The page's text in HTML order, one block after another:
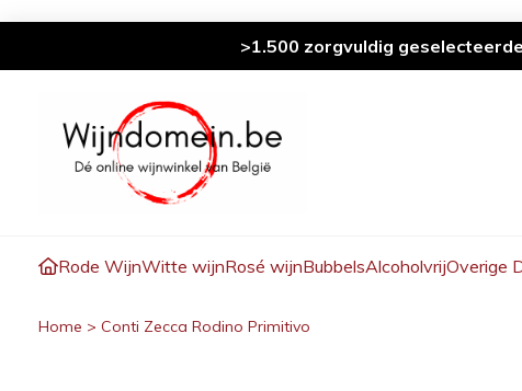
>1.500 zorgvuldig
Rode WijnWitte wijnRosé wijnBubbelsAlcoholvrijOverige
Home > Conti Zecca Rodino Primitivo